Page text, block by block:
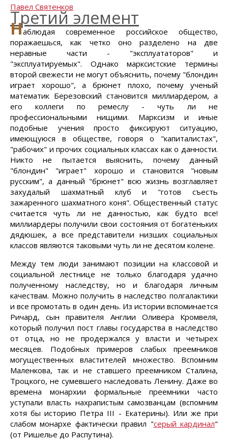
Павел Святенков
Третий элемент
Наблюдая современное российское общество,
поражаешься, как четко оно разделено на две
неравные части - "эксплуататоров" и
"эксплуатируемых". Однако марксистские термины
второй свежести не могут объяснить, почему "блондин
играет хорошо", а брюнет плохо, почему ученый
математик Березовский становится миллиардером, а
его коллеги по ремеслу - чуть ли не
профессиональными нищими. Марксизм и иные
подобные учения просто фиксируют ситуацию,
имеющуюся в обществе, говоря о "капиталистах",
"рабочих" и прочих социальных классах как о данности.
Никто не пытается выяснить, почему данный
"блондин" "играет" хорошо и становится "новым
русским", а данный "брюнет" всю жизнь возглавляет
захудалый шахматный клуб и "готов съесть
зажаренного шахматного коня". Общественный статус
считается чуть ли не данностью, как будто все!
миллиардеры получили свои состояния от богатеньких
дядюшек, а все представители низших социальных
классов являются таковыми чуть ли не десятом колене.
Между тем люди занимают позиции на классовой и
социальной лестнице не только благодаря удачно
полученному наследству, но и благодаря личным
качествам. Можно получить в наследство полгалактики
и все промотать в один день. Из истории вспоминается
Ричард, сын правителя Англии Оливера Кромвеля,
который получил пост главы государства в наследство
от отца, но не продержался у власти и четырех
месяцев. Подобных примеров слабых преемников
могущественных властителей множество. Вспомним
Маленкова, так и не ставшего преемником Сталина,
Троцкого, не сумевшего наследовать Ленину. Даже во
времена монархии формальные преемники часто
уступали власть нахрапистым самозванцам (вспомним
хотя бы историю Петра III - Екатерины). Или же при
слабом монархе фактически правил "серый кардинал"
(от Ришелье до Распутина).